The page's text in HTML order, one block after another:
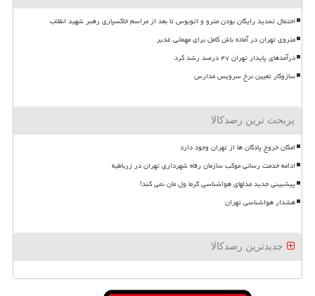
احتمال تمدید رایگان بودن مترو و اتوبوس تا بعد از مراسم خاکسپاری رهبر شهید انقلاب
متروی تهران در آماده باش کامل برای مهمانی غدیر
درآمدهای پایدار تهران ۴۷ درصد رشد کرد
سازوکار تعیین نرخ سرویس مدارس
پربحث ترین رصدکالا
امکان خروج پادگان ها از تهران وجود دارد
ادامه خدمت رسانی موکب سازمان رفاه شهرداری تهران در زرباطیه
پیشبینی جدید مدلهای هواشناسی گرما ول مان نمی کند!
هشدار هواشناسی تهران
جدیدترین رصدکالا